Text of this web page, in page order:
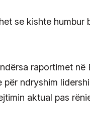
se kishte humbur
raportimet në
ndryshim
aktual pas